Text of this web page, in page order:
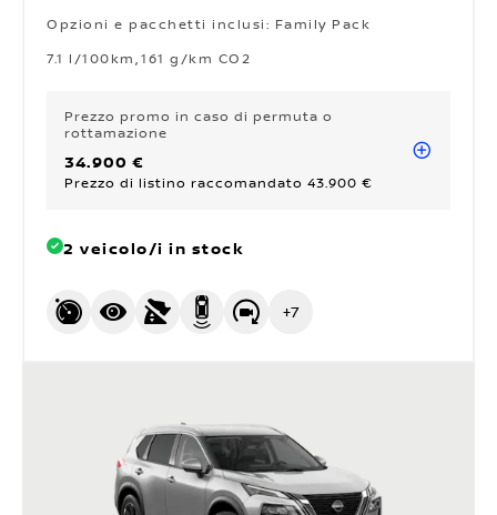
Opzioni e pacchetti inclusi: Family Pack
7.1 l/100km 161 g/km CO2
Prezzo promo in caso di permuta o
rottamazione
34.900 €
Prezzo di listino raccomandato 43.900 €
2 veicolo/i in stock
+7